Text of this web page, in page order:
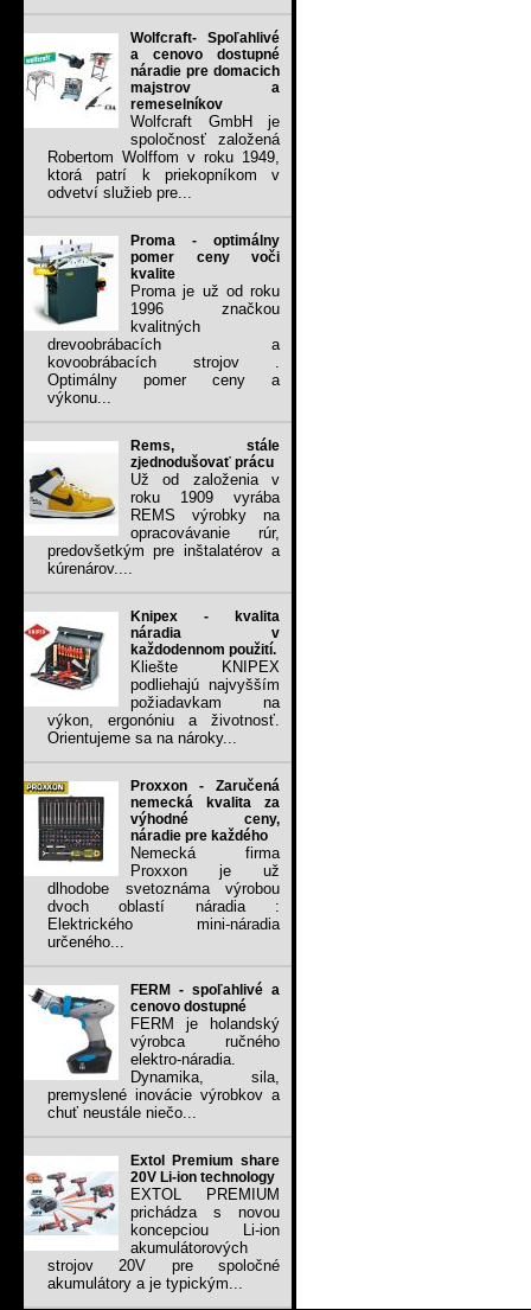
Wolfcraft- Spoľahlivé
a cenovo dostupné
náradie pre domacich
majstrov a
remeselníkov
Wolfcraft GmbH je
spoločnosť založená
Robertom Wolffom v roku 1949,
ktorá patrí k priekopníkom v
odvetví služieb pre...
Proma - optimálny
pomer ceny voči
kvalite
Proma je už od roku
1996 značkou
kvalitných
drevoobrábacích a
kovoobrábacích strojov .
Optimálny pomer ceny a
výkonu...
Rems, stále
zjednodušovať prácu
Už od založenia v
roku 1909 vyrába
REMS výrobky na
opracovávanie rúr,
predovšetkým pre inštalatérov a
kúrenárov....
Knipex - kvalita
náradia v
každodennom použití.
Kliešte KNIPEX
podliehajú najvyšším
požiadavkam na
výkon, ergonóniu a životnosť.
Orientujeme sa na nároky...
Proxxon - Zaručená
nemecká kvalita za
výhodné ceny,
náradie pre každého
Nemecká firma
Proxxon je už
dlhodobe svetoznáma výrobou
dvoch oblastí náradia :
Elektrického mini-náradia
určeného...
FERM - spoľahlivé a
cenovo dostupné
FERM je holandský
výrobca ručného
elektro-náradia.
Dynamika, sila,
premyslené inovácie výrobkov a
chuť neustále niečo...
Extol Premium share
20V Li-ion technology
EXTOL PREMIUM
prichádza s novou
koncepciou Li-ion
akumulátorových
strojov 20V pre spoločné
akumulátory a je typickým...